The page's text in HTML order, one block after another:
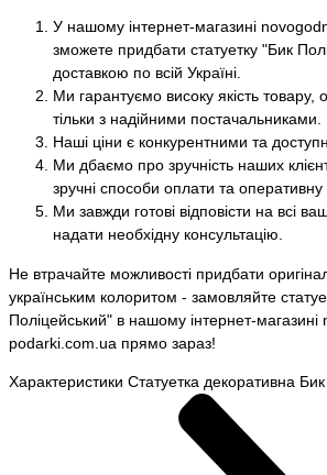
У нашому інтернет-магазині
зможете придбати статуетку "Бик
доставкою по всій Україні.
Ми гарантуємо високу якість товару,
тільки з надійними постачальниками.
Наші ціни є конкурентними та
Ми дбаємо про зручність наших
зручні способи оплати та
Ми завжди готові відповісти на всі
надати необхідну консультацію.
Не втрачайте можливості придбати
українським колоритом - замовляйте
Поліцейський" в нашому інтернет-магазині
podarki.com.ua прямо зараз!
Характеристики Статуетка декоративна